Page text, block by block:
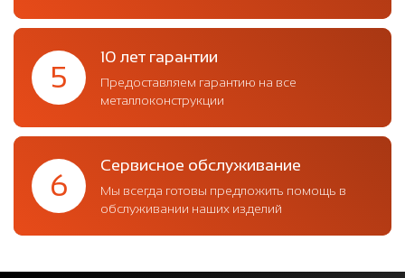
5
10 лет гарантии
Предоставляем гарантию на все
металлоконструкции
6
Сервисное обслуживание
Мы всегда готовы предложить помощь в
обслуживании наших изделий